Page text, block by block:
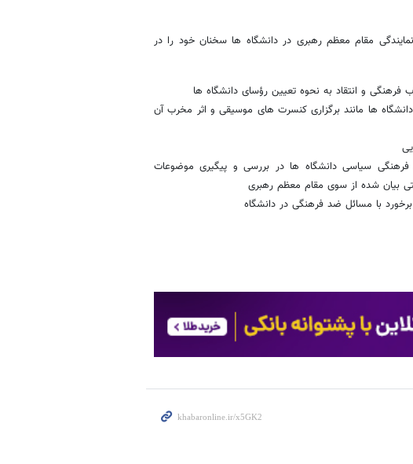
مقام معظم رهبری در دانشگاه ها سخنان خود را در
ها مانند برگزاری کنسرت های موسیقی و اثر مخرب آن
سیاسی دانشگاه ها در بررسی و پیگیری موضوعات
بیان شده از سوی مقام معظم رهبری
با مسائل ضد فرهنگی در دانشگاه